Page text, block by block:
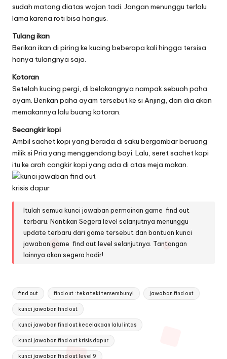
sudah matang diatas wajan tadi. Jangan menunggu terlalu
lama karena roti bisa hangus.
Tulang ikan
Berikan ikan di piring ke kucing beberapa kali hingga tersisa
hanya tulangnya saja.
Kotoran
Setelah kucing pergi, di belakangnya nampak sebuah paha
ayam. Berikan paha ayam tersebut ke si Anjing, dan dia akan
memakannya lalu buang kotoran.
Secangkir kopi
Ambil sachet kopi yang berada di saku bergambar beruang
milik si Pria yang menggendong bayi. Lalu, seret sachet kopi
itu ke arah cangkir kopi yang ada di atas meja makan.
Itulah semua kunci jawaban permainan game find out
terbaru. Nantikan Segera level selanjutnya menunggu
update terbaru dari game tersebut dan bantuan kunci
jawaban game find out level selanjutnya. Tantangan
lainnya akan segera hadir!
Tags:
find out find out : teka teki tersembunyi jawaban find out
kunci jawaban find out
kunci jawaban find out kecelakaan lalu lintas
kunci jawaban find out krisis dapur
kunci jawaban find out level 9